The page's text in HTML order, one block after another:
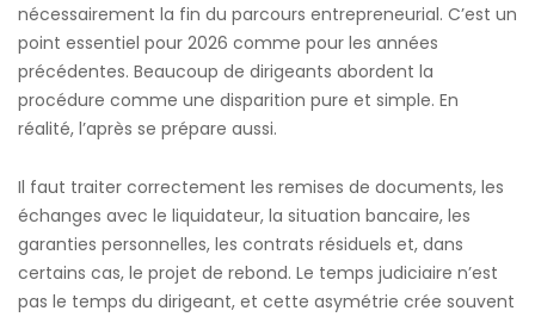
nécessairement la fin du parcours entrepreneurial. C’est un
point essentiel pour 2026 comme pour les années
précédentes. Beaucoup de dirigeants abordent la
procédure comme une disparition pure et simple. En
réalité, l’après se prépare aussi.
Il faut traiter correctement les remises de documents, les
échanges avec le liquidateur, la situation bancaire, les
garanties personnelles, les contrats résiduels et, dans
certains cas, le projet de rebond. Le temps judiciaire n’est
pas le temps du dirigeant, et cette asymétrie crée souvent